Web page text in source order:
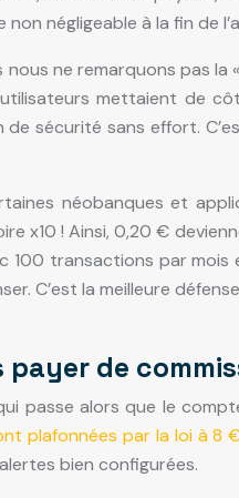
négligeable à la fin de
ne remarquons pas la
mettaient de
sécurité sans effort.
néobanques et
x10 ! Ainsi, 0,20 €
100 transactions par
C’est la meilleure
de
passe alors que le
plafonnées par la loi à
bien configurées.